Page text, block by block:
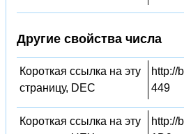
Другие свойства числа
Короткая ссылка на эту
страницу, DEC
http://
449
Короткая ссылка на эту
http://